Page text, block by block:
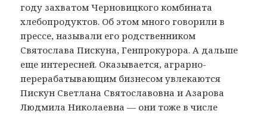
году захватом Черновицкого комбината
хлебопродуктов. Об этом много говорили в
прессе, называли его родственником
Святослава Пискуна, Генпрокурора. А дальше
еще интересней. Оказывается, аграрно-
перерабатывающим бизнесом увлекаются
Пискун Светлана Святославовна и Азарова
Людмила Николаевна — они тоже в числе